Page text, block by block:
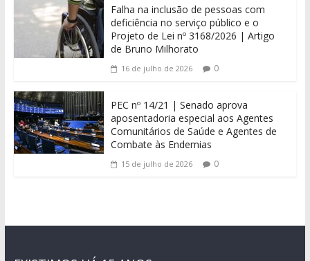
Falha na inclusão de pessoas com
deficiência no serviço público e o
Projeto de Lei nº 3168/2026 | Artigo
de Bruno Milhorato
16 de julho de 2026 0
PEC nº 14/21 | Senado aprova
aposentadoria especial aos Agentes
Comunitários de Saúde e Agentes de
Combate às Endemias
15 de julho de 2026 0